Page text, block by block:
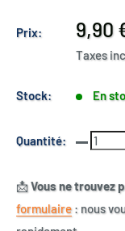
Prix:
Prix
réduit
9,90
Taxes
Stock: En
Quantité:
📩Vous ne trouvez
formulaire : nous